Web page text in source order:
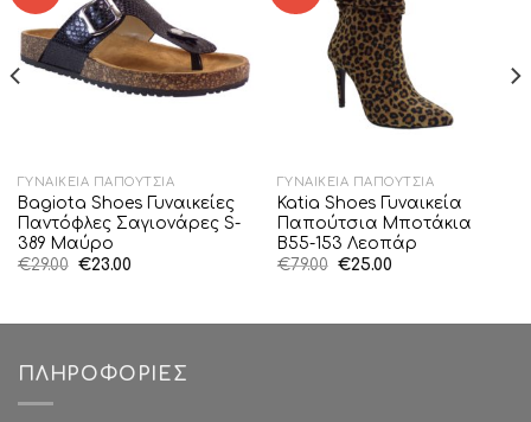
ΓΥΝΑΙΚΕΊΑ ΠΑΠΟΎΤΣΙΑ
Bagiota Shoes Γυναικείες
Παντόφλες Σαγιονάρες S-
389 Μαύρο
€29.00 Original
€23.00Η
€23.00.
ΓΥΝΑΙΚΕΊΑ ΠΑΠΟΎΤΣΙΑ
Katia Shoes Γυναικεία
Παπούτσια Μποτάκια
Β55-153 Λεοπάρ
€79.00 Original
€25.00Η
€25.00.
ΠΛΗΡΟΦΟΡΊΕΣ